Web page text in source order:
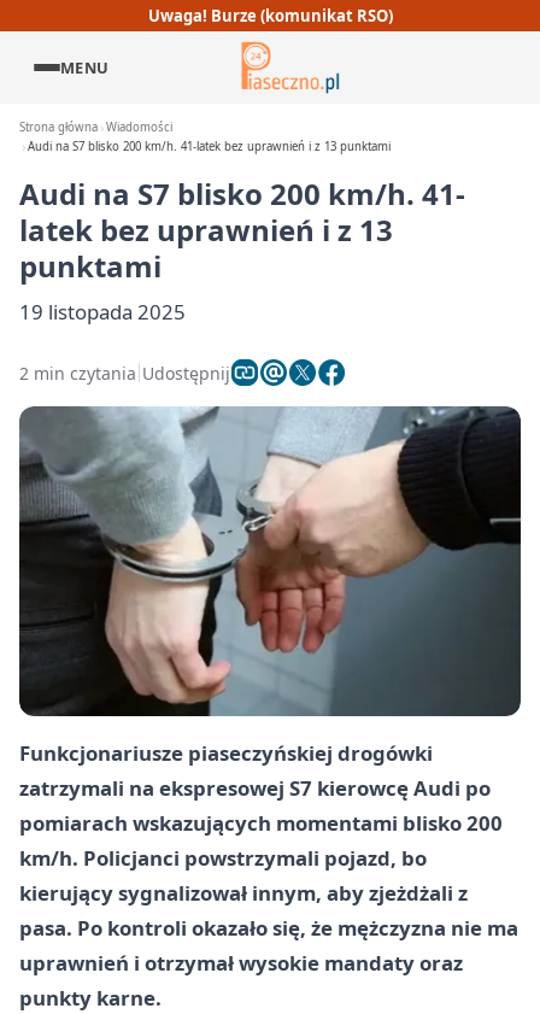
Uwaga! Burze (komunikat RSO)
MENU
Strona główna Wiadomości
Audi na S7 blisko 200 km/h. 41-latek bez uprawnień i z 13 punktami
Audi na S7 blisko 200 km/h. 41-
latek bez uprawnień i z 13
punktami
19 listopada 2025
2 min czytania Udostępnij
Funkcjonariusze piaseczyńskiej drogówki
zatrzymali na ekspresowej S7 kierowcę Audi po
pomiarach wskazujących momentami blisko 200
km/h. Policjanci powstrzymali pojazd, bo
kierujący sygnalizował innym, aby zjeżdżali z
pasa. Po kontroli okazało się, że mężczyzna nie ma
uprawnień i otrzymał wysokie mandaty oraz
punkty karne.